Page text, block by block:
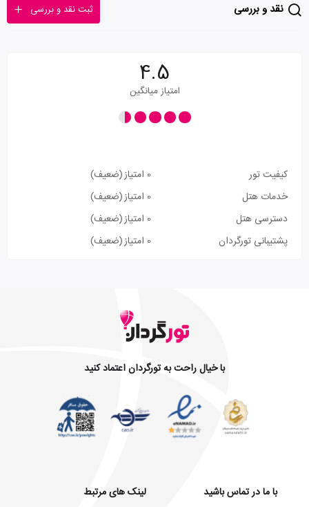
نقد و بررسی ثبت نقد و بررسی
4.5
امتیاز میانگین
کیفیت تور 0 امتیاز
(ضعیف)
خدمات هتل
0 امتیاز
(ضعیف)
دسترسی هتل
0 امتیاز
(ضعیف)
پشتیبانی تورگردان
0 امتیاز (ضعیف)
با خیال راحت به تورگردان اعتماد کنید
با ما در تماس باشید
لینک های مرتبط